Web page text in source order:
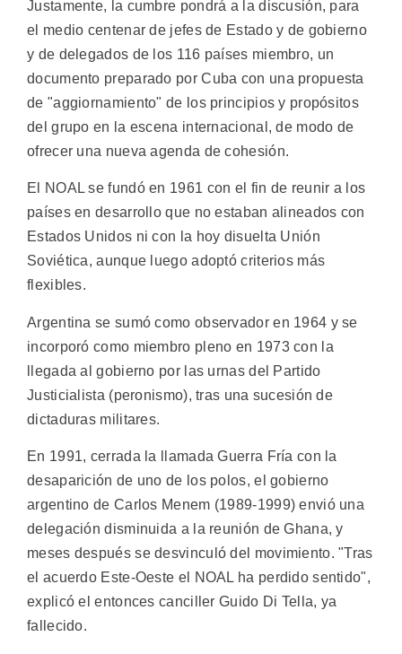
Justamente, la cumbre pondrá a la discusión, para
el medio centenar de jefes de Estado y de gobierno
y de delegados de los 116 países miembro, un
documento preparado por Cuba con una propuesta
de "aggiornamiento" de los principios y propósitos
del grupo en la escena internacional, de modo de
ofrecer una nueva agenda de cohesión.
El NOAL se fundó en 1961 con el fin de reunir a los
países en desarrollo que no estaban alineados con
Estados Unidos ni con la hoy disuelta Unión
Soviética, aunque luego adoptó criterios más
flexibles.
Argentina se sumó como observador en 1964 y se
incorporó como miembro pleno en 1973 con la
llegada al gobierno por las urnas del Partido
Justicialista (peronismo), tras una sucesión de
dictaduras militares.
En 1991, cerrada la llamada Guerra Fría con la
desaparición de uno de los polos, el gobierno
argentino de Carlos Menem (1989-1999) envió una
delegación disminuida a la reunión de Ghana, y
meses después se desvinculó del movimiento. "Tras
el acuerdo Este-Oeste el NOAL ha perdido sentido",
explicó el entonces canciller Guido Di Tella, ya
fallecido.